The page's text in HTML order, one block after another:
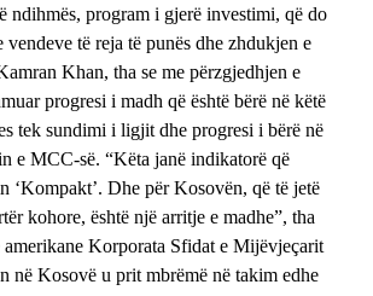
ndihmës, program i gjerë investimi, që do
të reja të punës dhe zhdukjen e
Khan, tha se me përzgjedhjen e
progresi i madh që është bërë në këtë
tek sundimi i ligjit dhe progresi i bërë në
e MCC-së. “Këta janë indikatorë që
‘Kompakt’. Dhe për Kosovën, që të jetë
kohore, është një arritje e madhe”, tha
Korporata Sfidat e Mijëvjeçarit
në Kosovë u prit mbrëmë në takim edhe